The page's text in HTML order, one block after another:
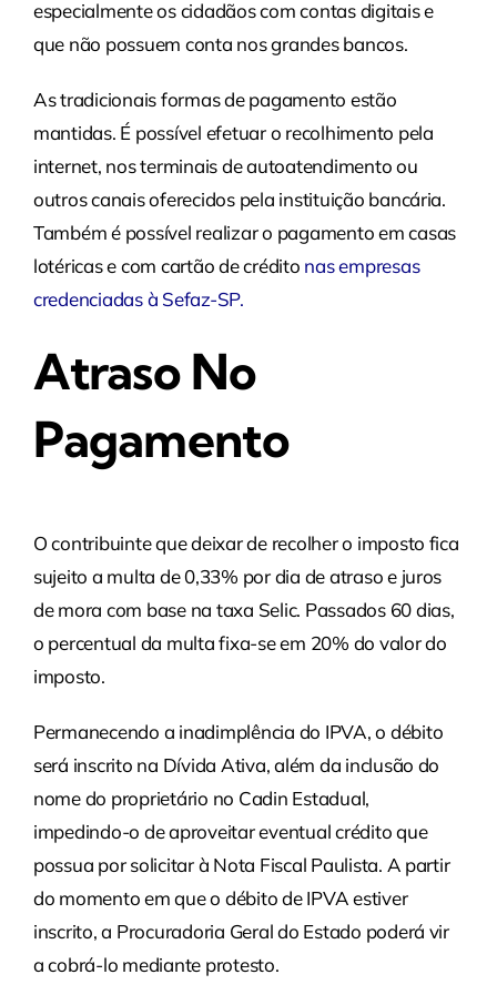
especialmente os cidadãos com contas digitais e
que não possuem conta nos grandes bancos.
As tradicionais formas de pagamento estão
mantidas. É possível efetuar o recolhimento pela
internet, nos terminais de autoatendimento ou
outros canais oferecidos pela instituição bancária.
Também é possível realizar o pagamento em casas
lotéricas e com cartão de crédito nas empresas
credenciadas à Sefaz-SP.
Atraso No
Pagamento
O contribuinte que deixar de recolher o imposto fica
sujeito a multa de 0,33% por dia de atraso e juros
de mora com base na taxa Selic. Passados 60 dias,
o percentual da multa fixa-se em 20% do valor do
imposto.
Permanecendo a inadimplência do IPVA, o débito
será inscrito na Dívida Ativa, além da inclusão do
nome do proprietário no Cadin Estadual,
impedindo-o de aproveitar eventual crédito que
possua por solicitar à Nota Fiscal Paulista. A partir
do momento em que o débito de IPVA estiver
inscrito, a Procuradoria Geral do Estado poderá vir
a cobrá-lo mediante protesto.